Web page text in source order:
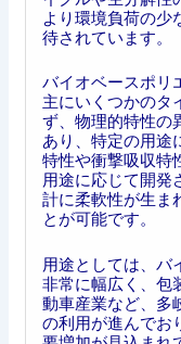
より環境負荷の少
待されています。
バイオベースポリ
主にいくつかのタ
ず、物理的特性の
あり、特定の用途
特性や衝撃吸収特
用途に応じて開発
計に柔軟性が生ま
とが可能です。
用途としては、バ
非常に幅広く、包
動車産業など、多
の利用が進んでお